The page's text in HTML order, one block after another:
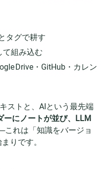
タグで耕す
て組み込む
Drive・GitHub・カレン
ストと、AIという最先端
ーにノートが並び、LLM
これは「知識をバージョ
りです。